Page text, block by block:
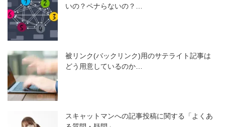
いの？ペナらないの？…
被リンク(バックリンク)用のサテライト記事は
どう用意しているのか…
スキャットマンへの記事投稿に関する「よくあ